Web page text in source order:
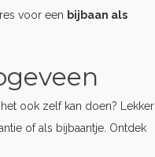
voor een bijbaan als
ook zelf kan doen? Lekker
of als bijbaantje. Ontdek